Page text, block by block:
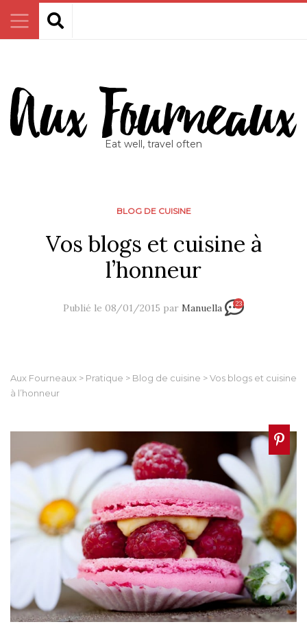
Eat well, travel often
BLOG DE CUISINE
Vos blogs et cuisine à
l’honneur
Publié le 08/01/2015 par Manuella 23
Aux Fourneaux > Pratique > Blog de cuisine >Vos blogs et cuisine
à l’honneur